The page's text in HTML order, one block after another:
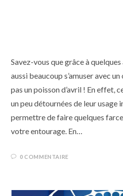
Savez-vous que grâce à
aussi beaucoup s’amuser avec un
pas un poisson d’avril ! En effet,
un peu détournées de leur usage
permettre de faire quelques
votre entourage. En…
0 COMMENTAIRE